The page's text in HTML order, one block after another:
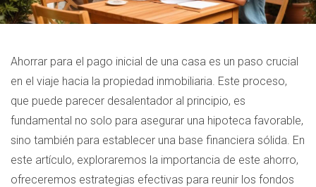
Ahorrar para el pago inicial de una casa es un paso crucial
en el viaje hacia la propiedad inmobiliaria. Este proceso,
que puede parecer desalentador al principio, es
fundamental no solo para asegurar una hipoteca favorable,
sino también para establecer una base financiera sólida. En
este artículo, exploraremos la importancia de este ahorro,
ofreceremos estrategias efectivas para reunir los fondos